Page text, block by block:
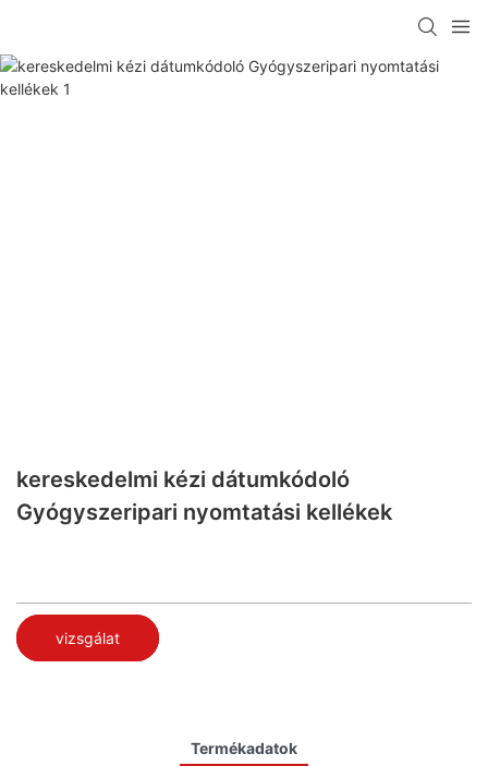
kereskedelmi kézi dátumkódoló
Gyógyszeripari nyomtatási kellékek
vizsgálat
Termékadatok